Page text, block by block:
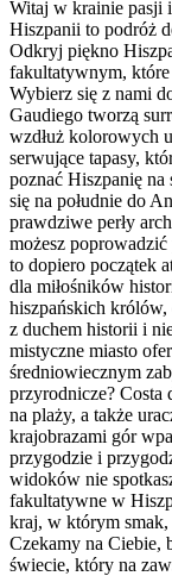
Witaj w krainie pasji
Hiszpanii to podróż
Odkryj piękno
fakultatywnym, które
Wybierz się z nami
Gaudiego tworzą
wzdłuż kolorowych
serwujące tapasy,
poznać Hiszpanię
się na południe do
prawdziwe perły
możesz
to dopiero początek
dla miłośników
hiszpańskich
z duchem historii i
mistyczne miasto
średniowiecznym
przyrodnicze? Costa
na plaży, a także
krajobrazami gór
przygodzie i
widoków nie
fakultatywne w
kraj, w którym
Czekamy na Ciebie,
świecie, który na